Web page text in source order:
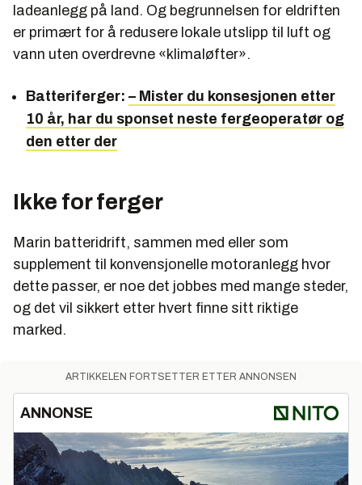
ladeanlegg på land. Og begrunnelsen for eldriften
er primært for å redusere lokale utslipp til luft og
vann uten overdrevne «klimaløfter».
Batteriferger: – Mister du konsesjonen etter
10 år, har du sponset neste fergeoperatør og
den etter der
Ikke for ferger
Marin batteridrift, sammen med eller som
supplement til konvensjonelle motoranlegg hvor
dette passer, er noe det jobbes med mange steder,
og det vil sikkert etter hvert finne sitt riktige
marked.
ARTIKKELEN FORTSETTER ETTER ANNONSEN
ANNONSE